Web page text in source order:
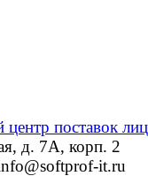
поставок
д. 7А, корп. 2
it.ru